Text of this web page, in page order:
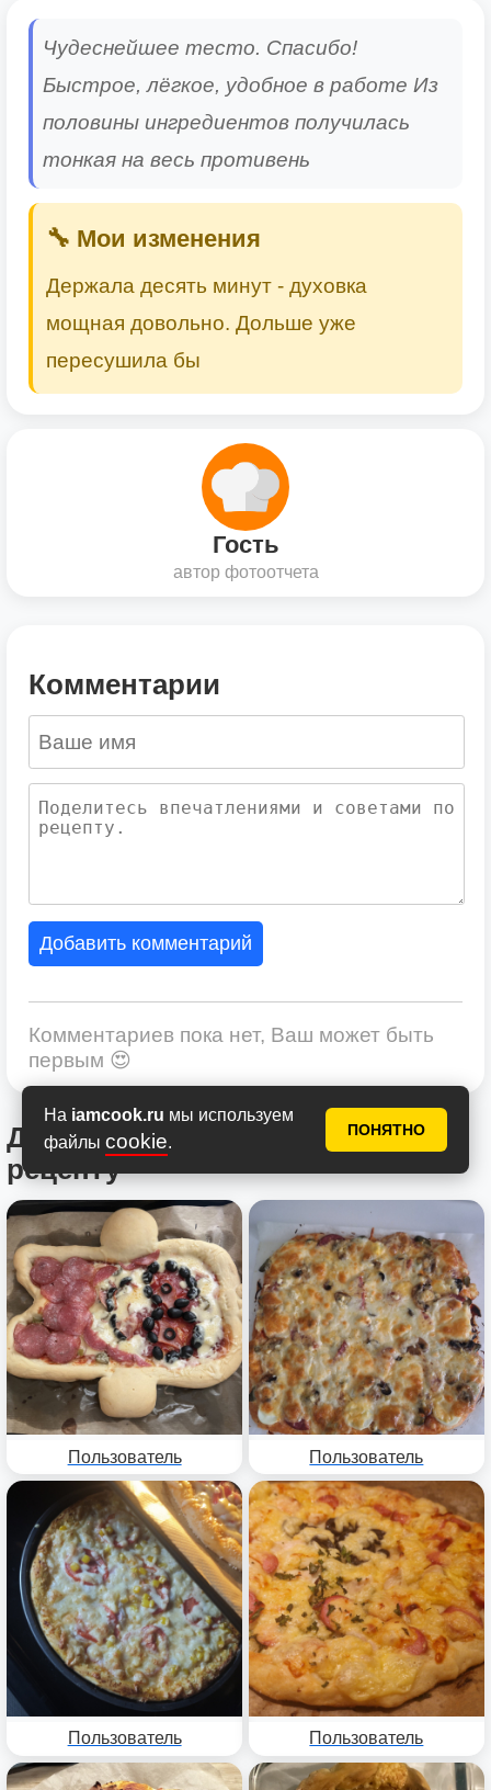
На iamcook.ru мы используем
файлы cookie.
ПОНЯТНО
Чудеснейшее тесто. Спасибо!
Быстрое, лёгкое, удобное в работе Из
половины ингредиентов получилась
тонкая на весь противень
🔧 Мои изменения
Держала десять минут - духовка
мощная довольно. Дольше уже
пересушила бы
Гость
автор фотоотчета
Комментарии
Добавить комментарий
Комментариев пока нет, Ваш может быть
первым 😍
Другие фотоотчеты по этому
рецепту
Пользователь Пользователь
Пользователь Пользователь